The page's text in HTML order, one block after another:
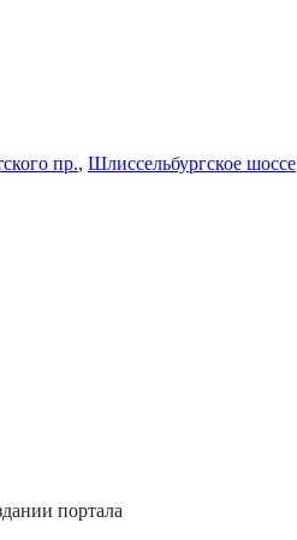
пр., Шлиссельбургское шоссе
портала